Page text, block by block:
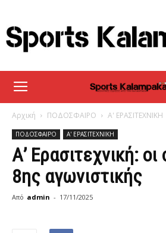
sportskalampaka
Αρχική ΠΟΔΟΣΦΑΙΡΟ Α' ΕΡΑΣΙΤΕΧΝΙΚΗ
ΠΟΔΟΣΦΑΙΡΟ Α' ΕΡΑΣΙΤΕΧΝΙΚΗ
Α’ Ερασιτεχνική:
8ης αγωνιστικής
Από admin - 17/11/2025